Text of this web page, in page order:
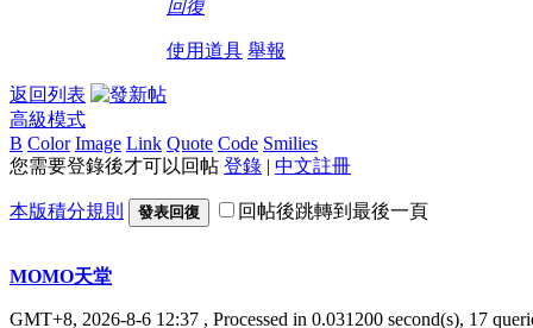
回復
使用道具 舉報
返回列表
高級模式
B Color Image Link Quote Code Smilies
您需要登錄後才可以回帖 登錄 | 中文註冊
本版積分規則 發表回復 回帖後跳轉到最後一頁
MOMO天堂
GMT+8, 2026-8-6 12:37 , Processed in 0.031200 second(s), 17